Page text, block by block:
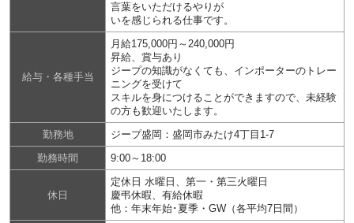
言葉をいただけるやりが
いを感じられる仕事です。
給与・各種手当
月給175,000円～240,000円
昇給、賞与あり
ジープの知識がなくても、インポーターのトレー
ニングを受けて
スキルを身につけることができますので、未経験
の方も歓迎いたします。
勤務地
ジープ盛岡：盛岡市みたけ4丁目1-7
勤務時間
9:00～18:00
休日
定休日 水曜日、第一・第三火曜日
慶弔休暇、有給休暇
他：年末年始･夏季・GW（各平均7日間）